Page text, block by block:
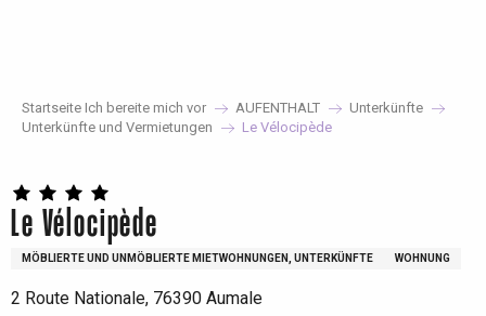
Startseite Ich bereite mich vor AUFENTHALT
Unterkünfte
Unterkünfte und Vermietungen
Le Vélocipède
Le Vélocipède
MÖBLIERTE UND UNMÖBLIERTE MIETWOHNUNGEN, UNTERKÜNFTE WOHNUNG
2 Route Nationale, 76390 Aumale